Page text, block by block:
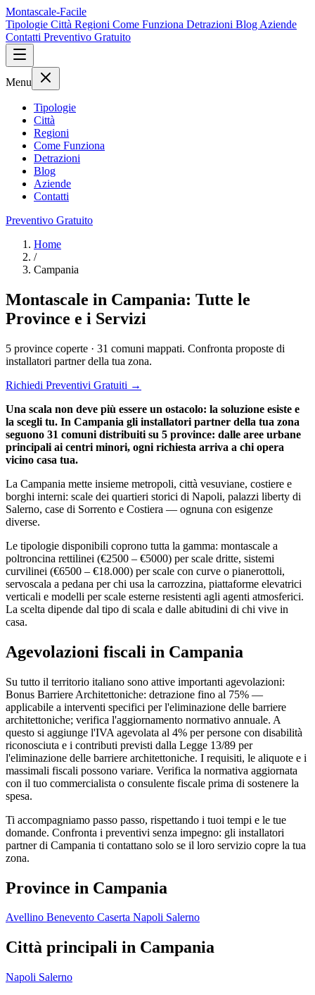
Montascale-Facile
Tipologie Città Regioni Come Funziona Detrazioni Blog Aziende
Contatti Preventivo Gratuito
Menu
Tipologie
Città
Regioni
Come Funziona
Detrazioni
Blog
Aziende
Contatti
Preventivo Gratuito
Home
/
Campania
Montascale in Campania: Tutte le
Province e i Servizi
5 province coperte · 31 comuni mappati. Confronta proposte di
installatori partner della tua zona.
Richiedi Preventivi Gratuiti →
Una scala non deve più essere un ostacolo: la soluzione esiste e
la scegli tu. In Campania gli installatori partner della tua zona
seguono 31 comuni distribuiti su 5 province: dalle aree urbane
principali ai centri minori, ogni richiesta arriva a chi opera
vicino casa tua.
La Campania mette insieme metropoli, città vesuviane, costiere e
borghi interni: scale dei quartieri storici di Napoli, palazzi liberty di
Salerno, case di Sorrento e Costiera — ognuna con esigenze
diverse.
Le tipologie disponibili coprono tutta la gamma: montascale a
poltroncina rettilinei (€2500 – €5000) per scale dritte, sistemi
curvilinei (€6500 – €18.000) per scale con curve o pianerottoli,
servoscala a pedana per chi usa la carrozzina, piattaforme elevatrici
verticali e modelli per scale esterne resistenti agli agenti atmosferici.
La scelta dipende dal tipo di scala e dalle abitudini di chi vive in
casa.
Agevolazioni fiscali in Campania
Su tutto il territorio italiano sono attive importanti agevolazioni:
Bonus Barriere Architettoniche: detrazione fino al 75% —
applicabile a interventi specifici per l'eliminazione delle barriere
architettoniche; verifica l'aggiornamento normativo annuale. A
questo si aggiunge l'IVA agevolata al 4% per persone con disabilità
riconosciuta e i contributi previsti dalla Legge 13/89 per
l'eliminazione delle barriere architettoniche. I requisiti, le aliquote e i
massimali fiscali possono variare. Verifica la normativa aggiornata
con il tuo commercialista o consulente fiscale prima di sostenere la
spesa.
Ti accompagniamo passo passo, rispettando i tuoi tempi e le tue
domande. Confronta i preventivi senza impegno: gli installatori
partner di Campania ti contattano solo se il loro servizio copre la tua
zona.
Province in Campania
Avellino Benevento Caserta Napoli Salerno
Città principali in Campania
Napoli Salerno